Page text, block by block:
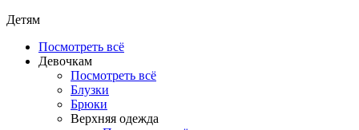
Детям
Посмотреть всё
Девочкам
Посмотреть всё
Блузки
Брюки
Верхняя одежда